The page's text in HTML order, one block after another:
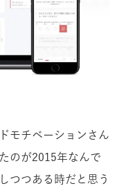
モチベーションさん
のが2015年なんで
つつある時だと思う